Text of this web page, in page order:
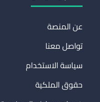
عن المنصة
تواصل معنا
سياسة الاستخدام
حقوق الملكية